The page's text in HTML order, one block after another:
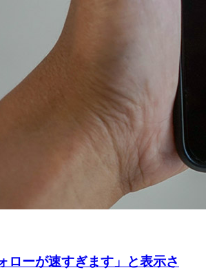
ローが速すぎます」と表示さ